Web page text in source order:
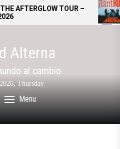
TOUR – Giant
se
Alterna
al cambio
Thursday
Menu